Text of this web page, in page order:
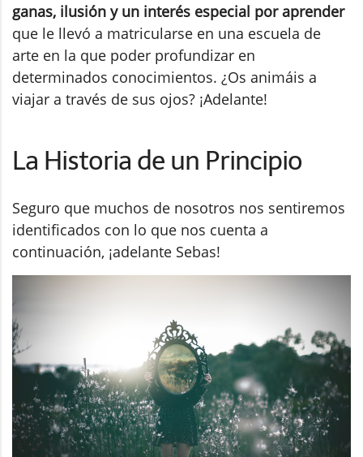
ganas, ilusión y un interés especial por aprender
que le llevó a matricularse en una escuela de
arte en la que poder profundizar en
determinados conocimientos. ¿Os animáis a
viajar a través de sus ojos? ¡Adelante!
La Historia de un Principio
Seguro que muchos de nosotros nos sentiremos
identificados con lo que nos cuenta a
continuación, ¡adelante Sebas!